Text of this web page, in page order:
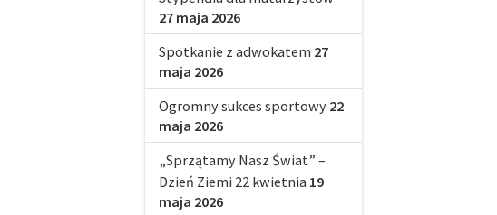
27 maja 2026
Spotkanie z adwokatem 27
maja 2026
Ogromny sukces sportowy 22
maja 2026
„Sprzątamy Nasz Świat” –
Dzień Ziemi 22 kwietnia 19
maja 2026